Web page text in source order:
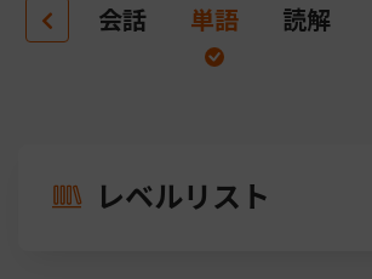
会話 単語 読解
レベルリスト